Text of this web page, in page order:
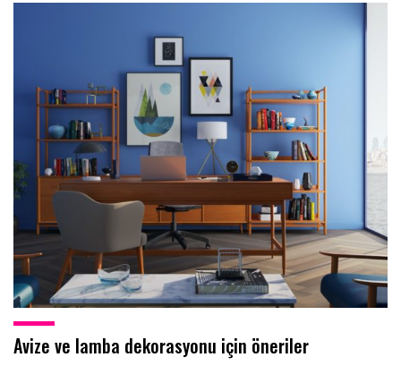
Avize ve lamba dekorasyonu için öneriler